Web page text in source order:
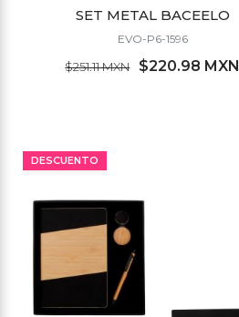
SET METAL BACEELO
EVO-P6-1596
$251.11 MXN $220.98 MXN
DESCUENTO